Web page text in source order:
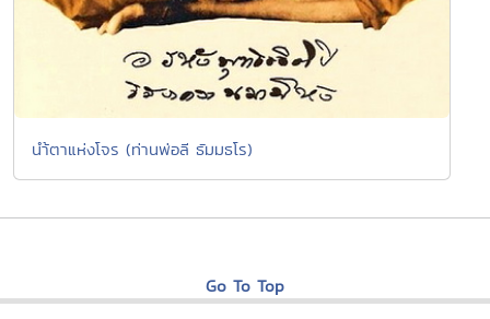
นำ้ตาแห่งโจร (ท่านพ่อลี ธัมมธโร)
Go To Top